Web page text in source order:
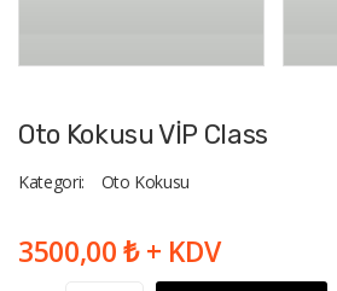
Oto Kokusu VİP Class
Kategori: Oto Kokusu
3500,00 ₺ + KDV